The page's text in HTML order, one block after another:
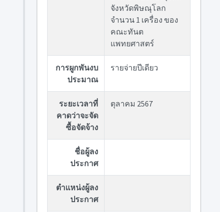
จังหวัดพิษณุโลก
จำนวน 1 เครื่อง ของ
คณะทันต
แพทยศาสตร์
การผูกพันงบ
ประมาณ
รายจ่ายปีเดียว
ระยะเวลาที่
คาดว่าจะจัด
ซื้อจัดจ้าง
ตุลาคม 2567
ชื่อผู้ลง
ประกาศ
ตำแหน่งผู้ลง
ประกาศ